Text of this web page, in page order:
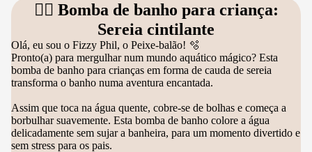
🧜‍♀️ Bomba de banho para criança:
Sereia cintilante
Olá, eu sou o Fizzy Phil, o Peixe-balão! 🫧
Pronto(a) para mergulhar num mundo aquático mágico? Esta
bomba de banho para crianças em forma de cauda de sereia
transforma o banho numa aventura encantada.
Assim que toca na água quente, cobre-se de bolhas e começa a
borbulhar suavemente. Esta bomba de banho colore a água
delicadamente sem sujar a banheira, para um momento divertido e
sem stress para os pais.